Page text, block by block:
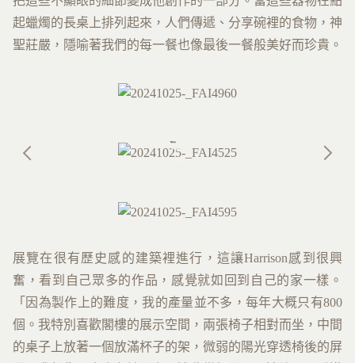
起蠟燭的長桌上排列起來，人們傳遞、分享碗裡的食物，神
聖莊嚴，隱喻著我們的每一餐也像最後一餐般美好而珍貴。
展覽在很有歷史感的建築裡進行，這讓Harrison感到很興
奮，看到自己眾多的作品，感覺就如回到自己的家一樣。
「因為製作上的難度，我的產量並不多，每年大概只有800
個。我特別喜歡閣樓的展示空間，兩張椅子相對而坐，中間
的桌子上放著一個放滿杯子的架，微弱的陽光穿透椅後的屏